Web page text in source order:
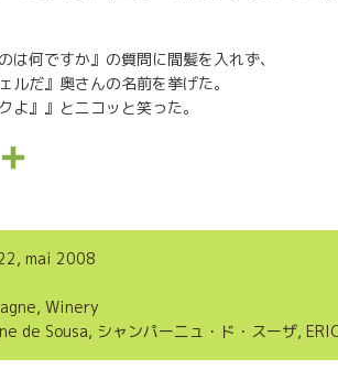
は何ですか』の質問に間髪を入れず、
ルだ』奥さんの名前を挙げた。
よ』』とニコッと笑った。
r
a
g
mai 2008
, Winery
de Sousa, シャンパーニュ・ド・スーザ,